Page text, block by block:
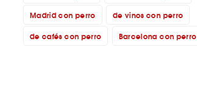
Madrid con perro
de vinos con perro
de cafés con perro
Barcelona con perro